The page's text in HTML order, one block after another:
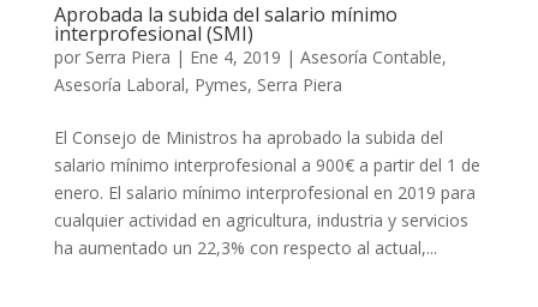
Aprobada la subida del salario mínimo
interprofesional (SMI)
por Serra Piera | Ene 4, 2019 | Asesoría Contable,
Asesoría Laboral, Pymes, Serra Piera
El Consejo de Ministros ha aprobado la subida del
salario mínimo interprofesional a 900€ a partir del 1 de
enero. El salario mínimo interprofesional en 2019 para
cualquier actividad en agricultura, industria y servicios
ha aumentado un 22,3% con respecto al actual,...